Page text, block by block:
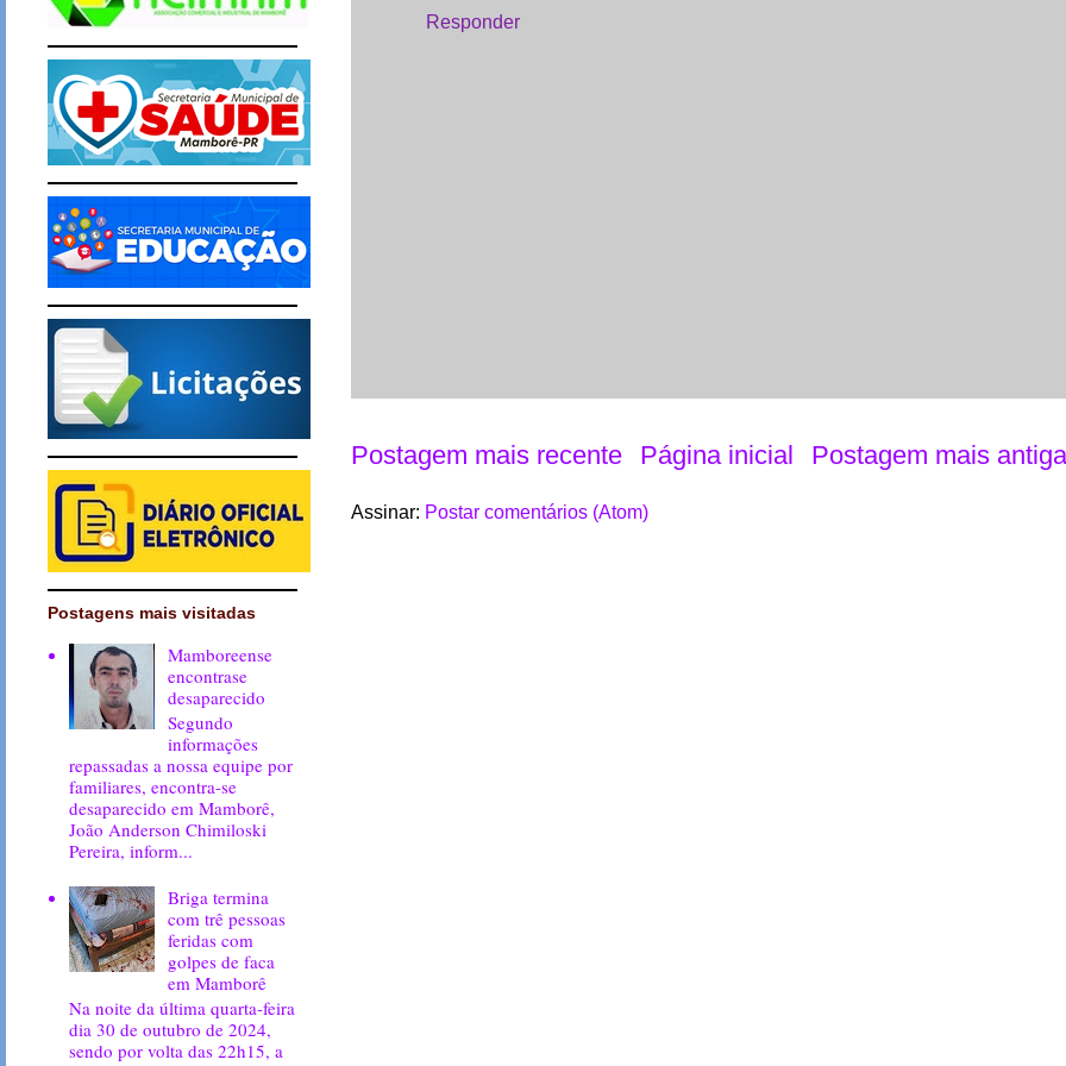
Responder
Postagem mais recente Postagem mais antiga
Página inicial
Assinar: Postar comentários (Atom)
Postagens mais visitadas
Mamboreense
encontrase
desaparecido
Segundo
informações
repassadas a nossa equipe por
familiares, encontra-se
desaparecido em Mamborê,
João Anderson Chimiloski
Pereira, inform...
Briga termina
com trê pessoas
feridas com
golpes de faca
em Mamborê
Na noite da última quarta-feira
dia 30 de outubro de 2024,
sendo por volta das 22h15, a